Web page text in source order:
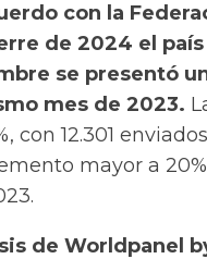
con la
de 2024 el
se presentó
mes de 2023.
con 12.301
mayor a
de Worldpanel